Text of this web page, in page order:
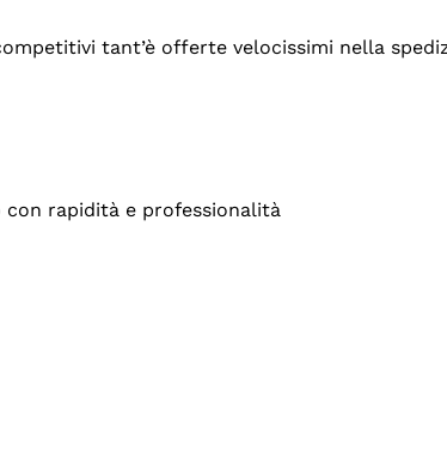
tant’è offerte velocissimi nella
rapidità e professionalità